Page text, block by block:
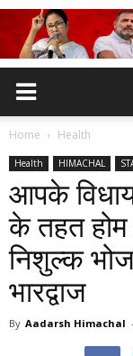
Home Health
Health HIMACHAL
आपके
के तहत
निशुल्क
भारद्वाज
By Aadarsh Himachal -